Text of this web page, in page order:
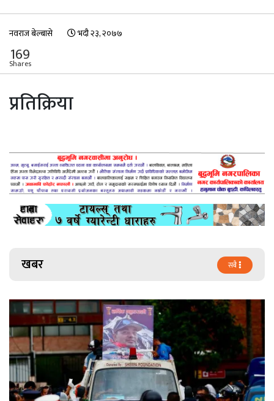
नवराज बेल्बासे भदौ २३, २०७७
169
Shares
प्रतिक्रिया
खबर सबै